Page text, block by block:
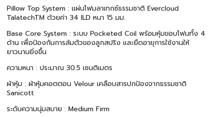
Pillow Top System : แผ่นโฟมลาเทกซ์ธรรมชาติ Evercloud
TalatechTM ด้วยค่า 34 ILD หนา 15 มม.
Base Core System : ระบบ Pocketed Coil พร้อมหุ้มขอบโฟมทั้ง 4
ด้าน เพื่อป้องกันการล้มตัวของลูกสปริง และยืดอายุการใช้งานให้
ยาวนานยิ่งขึ้น
ความหนา : ประมาณ 30.5 เซนติเมตร
ผ้าหุ้ม : ผ้าหุ้มคอตตอน Velour เคลือบสารปกป้องจากธรรมชาติ
Sanicott
ระดับความนุ่มสบาย : Medium Firm